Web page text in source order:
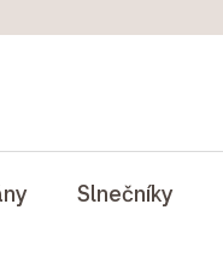
Slnečníky